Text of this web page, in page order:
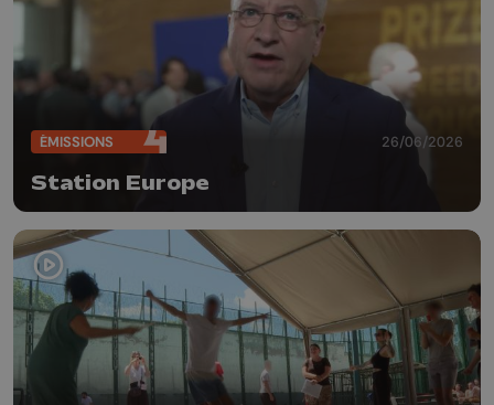
ÉMISSIONS 26/06/2026
Station Europe